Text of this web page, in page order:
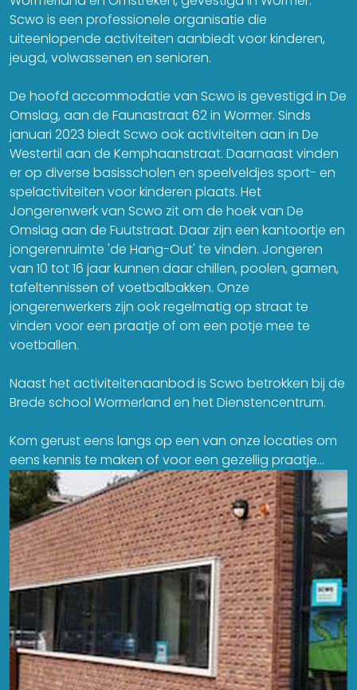
Scwo is een professionele organisatie die
uiteenlopende activiteiten aanbiedt voor kinderen,
jeugd, volwassenen en senioren.
De hoofd accommodatie van Scwo is gevestigd in De
Omslag, aan de Faunastraat 62 in Wormer. Sinds
januari 2023 biedt Scwo ook activiteiten aan in De
Westertil aan de Kemphaanstraat. Daarnaast vinden
er op diverse basisscholen en speelveldjes sport- en
spelactiviteiten voor kinderen plaats. Het
Jongerenwerk van Scwo zit om de hoek van De
Omslag aan de Fuutstraat. Daar zijn een kantoortje en
jongerenruimte 'de Hang-Out' te vinden. Jongeren
van 10 tot 16 jaar kunnen daar chillen, poolen, gamen,
tafeltennissen of voetbalbakken. Onze
jongerenwerkers zijn ook regelmatig op straat te
vinden voor een praatje of om een potje mee te
voetballen.
Naast het activiteitenaanbod is Scwo betrokken bij de
Brede school Wormerland en het Dienstencentrum.
Kom gerust eens langs op een van onze locaties om
eens kennis te maken of voor een gezellig praatje...